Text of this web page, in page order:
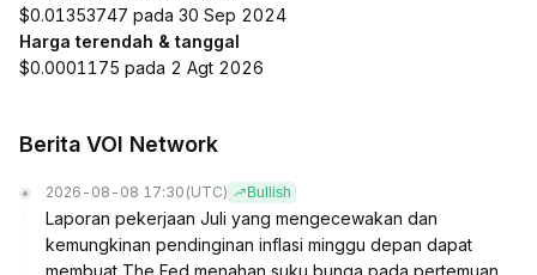
$0.01353747 pada 30 Sep 2024
Harga terendah & tanggal
$0.0001175 pada 2 Agt 2026
Berita VOI Network
2026-08-08 17:30 (UTC) Bullish
Laporan pekerjaan Juli yang mengecewakan dan
kemungkinan pendinginan inflasi minggu depan dapat
membuat The Fed menahan suku bunga pada pertemuan